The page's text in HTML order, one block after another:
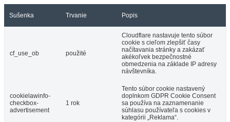
Sušenka Trvanie Popis
cf_use_ob použité
Cloudflare nastavuje tento súbor
cookie s cieľom zlepšiť časy
načítavania stránky a zakázať
akékoľvek bezpečnostné
obmedzenia na základe IP adresy
návštevníka.
cookielawinfo-
checkbox-
advertisement
1 rok
Tento súbor cookie nastavený
doplnkom GDPR Cookie Consent
sa používa na zaznamenanie
súhlasu používateľa s cookies v
kategórii „Reklama“.